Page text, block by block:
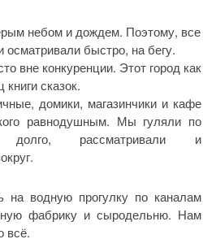
небом и дождем. Поэтому, все
осматривали быстро, на бегу.
вне конкуренции. Этот город как
сказок.
домики, магазинчики и кафе
равнодушным. Мы гуляли по
долго, рассматривали и
на водную прогулку по каналам
фабрику и сыродельню. Нам
всё.